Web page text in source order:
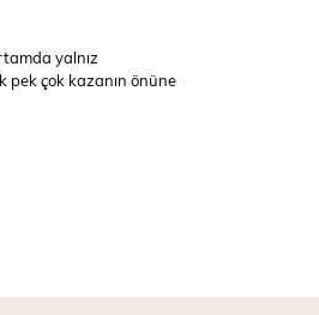
yalnız
pek çok kazanın önüne